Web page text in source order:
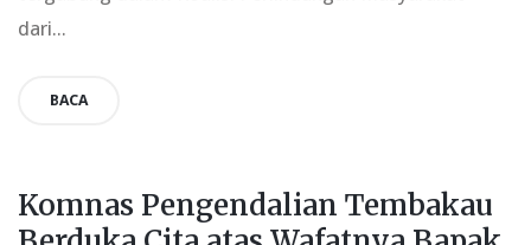
dari...
BACA
Komnas Pengendalian Tembakau